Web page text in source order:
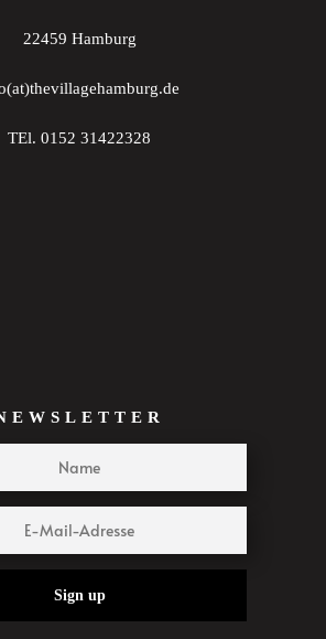
22459 Hamburg
TEl. 0152 31422328
Sign up